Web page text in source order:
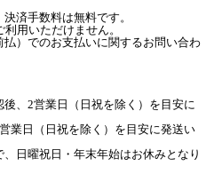
済手数料は無料です。
用いただけません。
）でのお支払いに関するお問い合わ
、2営業日（日祝を除く）を目安に
日（日祝を除く）を目安に発送い
日曜祝日・年末年始はお休みとなり